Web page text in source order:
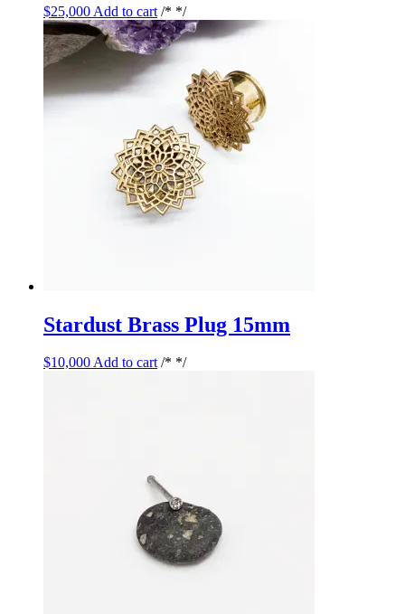
$25,000 Add to cart /* */
Stardust Brass Plug 15mm
$10,000Add to cart/* */